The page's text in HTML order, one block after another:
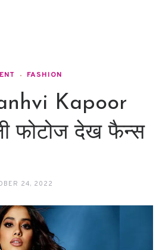
FASHION
Kapoor
फोटोज देख फैन्स
24, 2022